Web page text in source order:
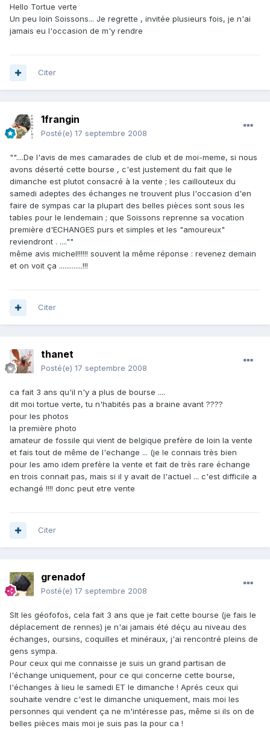
Hello Tortue verte
Un peu loin Soissons... Je regrette , invitée plusieurs fois, je n'ai
jamais eu l'occasion de m'y rendre
Citer
1frangin
Posté(e) 17 septembre 2008
""....De l'avis de mes camarades de club et de moi-meme, si nous
avons déserté cette bourse , c'est justement du fait que le
dimanche est plutot consacré à la vente ; les caillouteux du
samedi adeptes des échanges ne trouvent plus l'occasion d'en
faire de sympas car la plupart des belles pièces sont sous les
tables pour le lendemain ; que Soissons reprenne sa vocation
première d'ECHANGES purs et simples et les "amoureux"
reviendront . ....""
même avis michel!!!!!! souvent la même réponse : revenez demain
et on voit ça .............!!!
Citer
thanet
Posté(e) 17 septembre 2008
ca fait 3 ans qu'il n'y a plus de bourse ....
dit moi tortue verte, tu n'habités pas a braine avant ????
pour les photos
la première photo
amateur de fossile qui vient de belgique prefère de loin la vente
et fais tout de même de l'echange ... (je le connais très bien
pour les amo idem prefère la vente et fait de très rare échange
en trois connait pas, mais si il y avait de l'actuel ... c'est difficile a
echangé !!!! donc peut etre vente
Citer
grenadof
Posté(e) 17 septembre 2008
Slt les géofofos, cela fait 3 ans que je fait cette bourse (je fais le
déplacement de rennes) je n'ai jamais été déçu au niveau des
échanges, oursins, coquilles et minéraux, j'ai rencontré pleins de
gens sympa.
Pour ceux qui me connaisse je suis un grand partisan de
l'échange uniquement, pour ce qui concerne cette bourse,
l'échanges à lieu le samedi ET le dimanche ! Aprés ceux qui
souhaite vendre c'est le dimanche uniquement, mais moi les
personnes qui vendent ça ne m'intéresse pas, même si ils on de
belles pièces mais moi je suis pas la pour ca !